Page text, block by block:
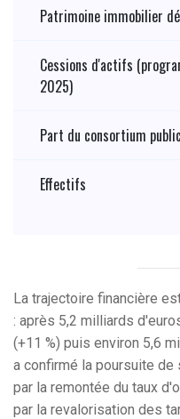
Patrimoine immobilier
Cessions d'actifs
2025)
Part du consortium
Effectifs
La trajectoire financière
: après 5,2 milliards
(+11 %) puis environ 5,6
a confirmé la poursuite
par la remontée du taux
par la revalorisation des